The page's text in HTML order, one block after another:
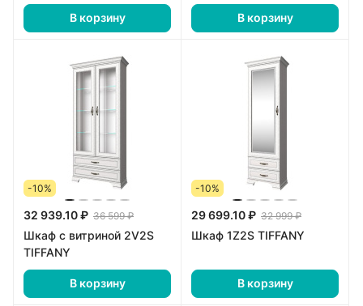
В корзину В корзину
-10%
32 939.10 ₽ 36 599 ₽
Шкаф с витриной 2V2S
TIFFANY
В корзину
-10%
29 699.10 ₽ 32 999 ₽
Шкаф 1Z2S TIFFANY
В корзину